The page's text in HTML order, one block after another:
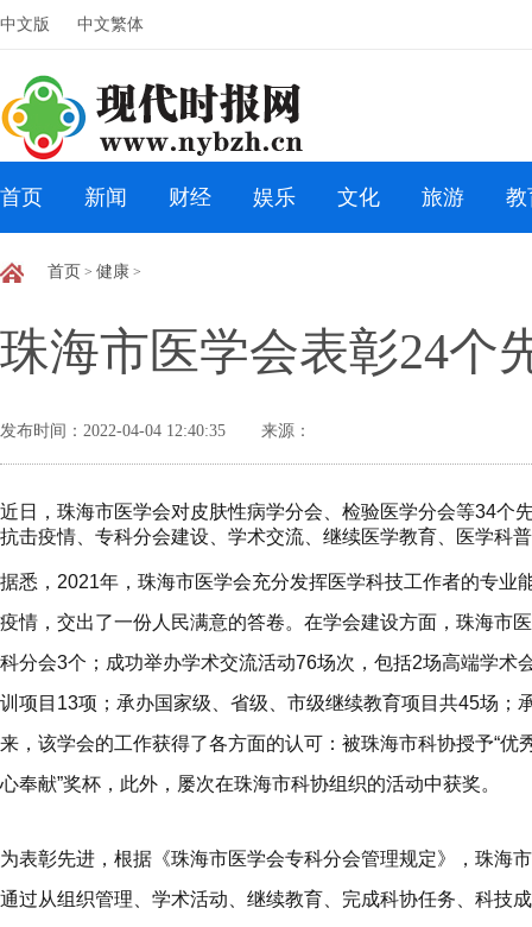
中文版 中文繁体
首页 新闻 财经 娱乐 文化 旅游 教
首页 > 健康 >
珠海市医学会表彰24个
发布时间：2022-04-04 12:40:35 来源：
近日，珠海市医学会对皮肤性病学分会、检验医学分会等34个
抗击疫情、专科分会建设、学术交流、继续医学教育、医学科
据悉，2021年，珠海市医学会充分发挥医学科技工作者的专业
疫情，交出了一份人民满意的答卷。在学会建设方面，珠海市
科分会3个；成功举办学术交流活动76场次，包括2场高端学
训项目13项；承办国家级、省级、市级继续教育项目共45场；
来，该学会的工作获得了各方面的认可：被珠海市科协授予“优
心奉献”奖杯，此外，屡次在珠海市科协组织的活动中获奖。
为表彰先进，根据《珠海市医学会专科分会管理规定》，珠海
通过从组织管理、学术活动、继续教育、完成科协任务、科技